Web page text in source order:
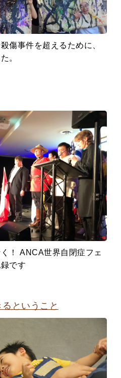
傷事件を超えるために、
。
！ ANCA世界自閉症フェ
です
ということ